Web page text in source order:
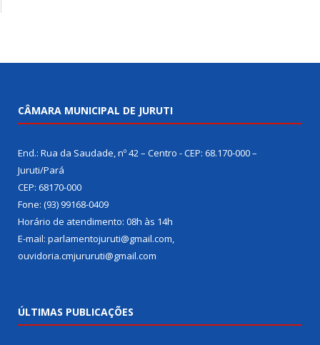
CÂMARA MUNICIPAL DE JURUTI
End.: Rua da Saudade, nº 42 – Centro - CEP: 68.170-000 –
Juruti/Pará
CEP: 68170-000
Fone: (93) 99168-0409
Horário de atendimento: 08h às 14h
E-mail: parlamentojuruti@gmail.com,
ouvidoria.cmjururuti@gmail.com
ÚLTIMAS PUBLICAÇÕES